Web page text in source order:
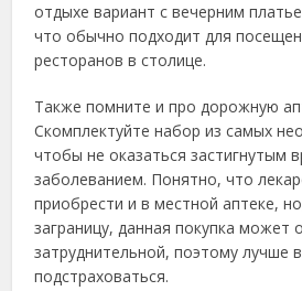
отдыхе вариант с вечерним
что обычно подходит для
ресторанов в столице.
Также помните и про дорожную
Скомплектуйте набор из самых
чтобы не оказаться застигнутым
заболеванием. Понятно, что
приобрести и в местной аптеке,
заграницу, данная покупка может
затруднительной, поэтому лучше
подстраховаться.